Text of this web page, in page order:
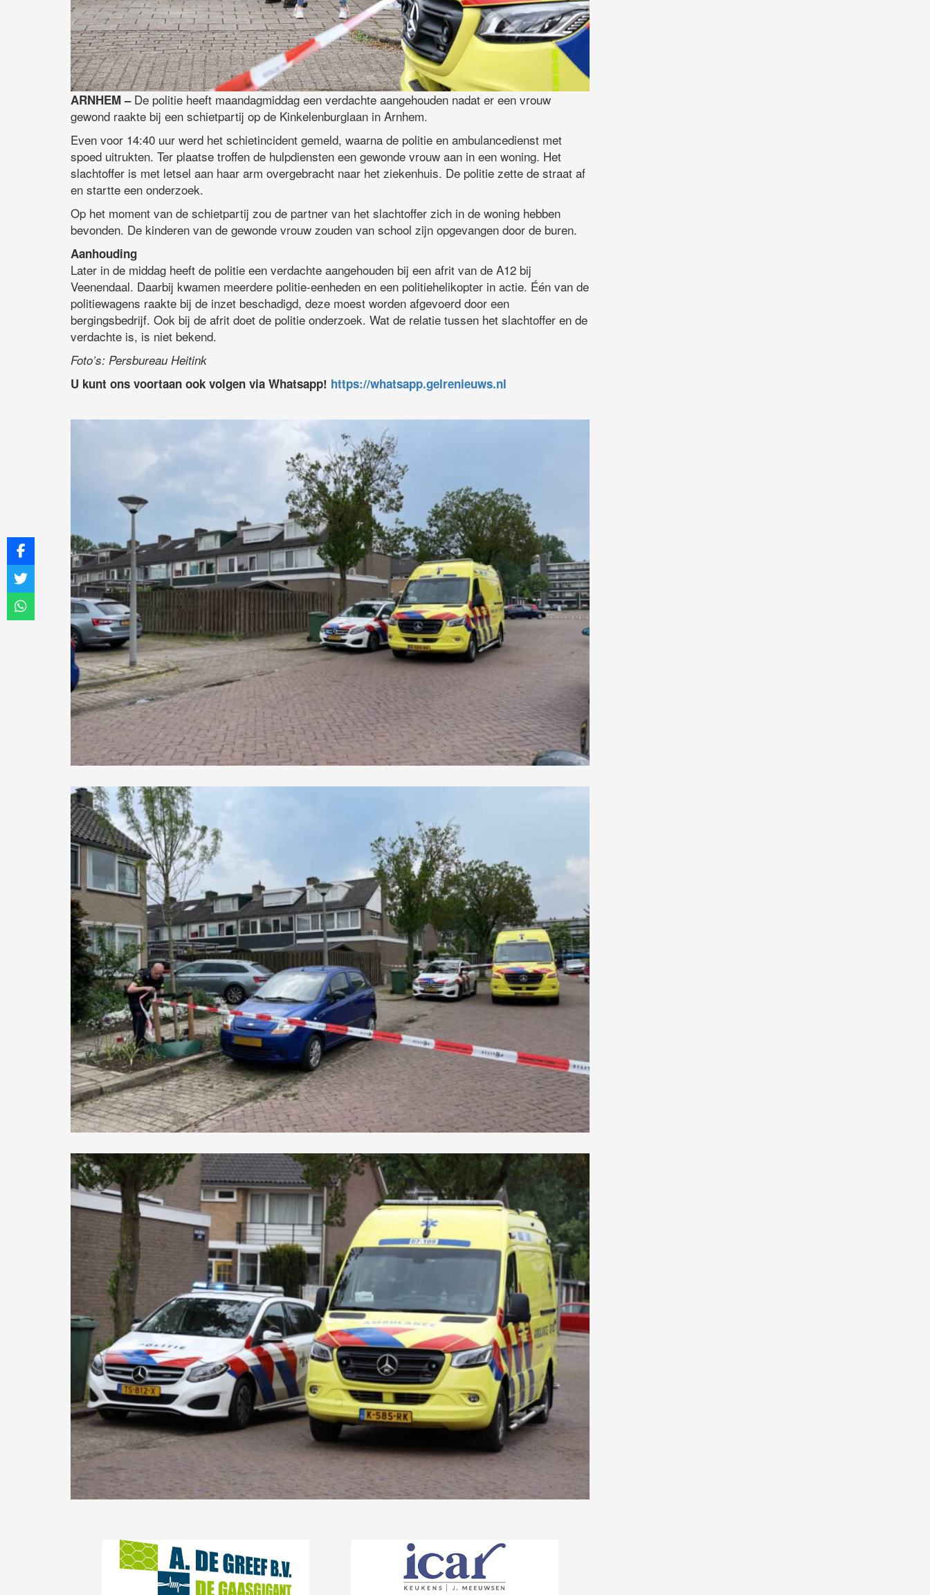
ARNHEM –De politie heeft maandagmiddag een verdachte aangehouden nadat er een vrouw
gewond raakte bij een schietpartij op de Kinkelenburglaan in Arnhem.
Even voor 14:40 uur werd het schietincident gemeld, waarna de politie en ambulancedienst met
spoed uitrukten. Ter plaatse troffen de hulpdiensten een gewonde vrouw aan in een woning. Het
slachtoffer is met letsel aan haar arm overgebracht naar het ziekenhuis. De politie zette de straat af
en startte een onderzoek.
Op het moment van de schietpartij zou de partner van het slachtoffer zich in de woning hebben
bevonden. De kinderen van de gewonde vrouw zouden van school zijn opgevangen door de buren.
Aanhouding
Later in de middag heeft de politie een verdachte aangehouden bij een afrit van de A12 bij
Veenendaal. Daarbij kwamen meerdere politie-eenheden en een politiehelikopter in actie. Één van de
politiewagens raakte bij de inzet beschadigd, deze moest worden afgevoerd door een
bergingsbedrijf. Ook bij de afrit doet de politie onderzoek. Wat de relatie tussen het slachtoffer en de
verdachte is, is niet bekend.
Foto’s: Persbureau Heitink
U kunt ons voortaan ook volgen via Whatsapp! https://whatsapp.gelrenieuws.nl